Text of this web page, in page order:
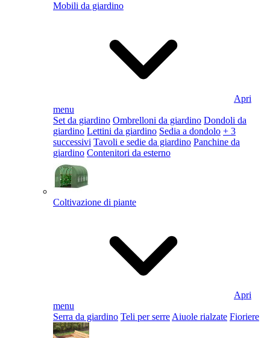
Mobili da giardino
Apri
menu
Set da giardino Ombrelloni da giardino Dondoli da
giardino Lettini da giardino Sedia a dondolo + 3
successivi Tavoli e sedie da giardino Panchine da
giardino Contenitori da esterno
Coltivazione di piante
Apri
menu
Serra da giardino Teli per serre Aiuole rialzate Fioriere